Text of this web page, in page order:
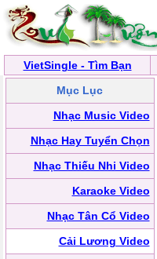
VietSingle - Tìm Bạn
Mục Lục
Nhạc Music Video
Nhạc Hay Tuyển Chọn
Nhạc Thiếu Nhi Video
Karaoke Video
Nhạc Tân Cổ Video
Cải Lương Video